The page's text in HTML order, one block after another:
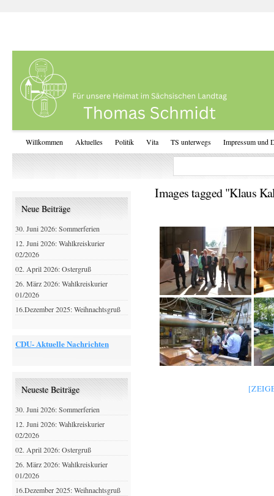
Willkommen Aktuelles Politik Vita TS unterwegs Impressum und
Images tagged "Klaus
Neue Beiträge
30. Juni 2026: Sommerferien
12. Juni 2026: Wahlkreiskurier
02/2026
02. April 2026: Ostergruß
26. März 2026: Wahlkreiskurier
01/2026
16.Dezember 2025: Weihnachtsgruß
CDU- Aktuelle Nachrichten
Neueste Beiträge
30. Juni 2026: Sommerferien
12. Juni 2026: Wahlkreiskurier
02/2026
02. April 2026: Ostergruß
26. März 2026: Wahlkreiskurier
01/2026
16.Dezember 2025: Weihnachtsgruß